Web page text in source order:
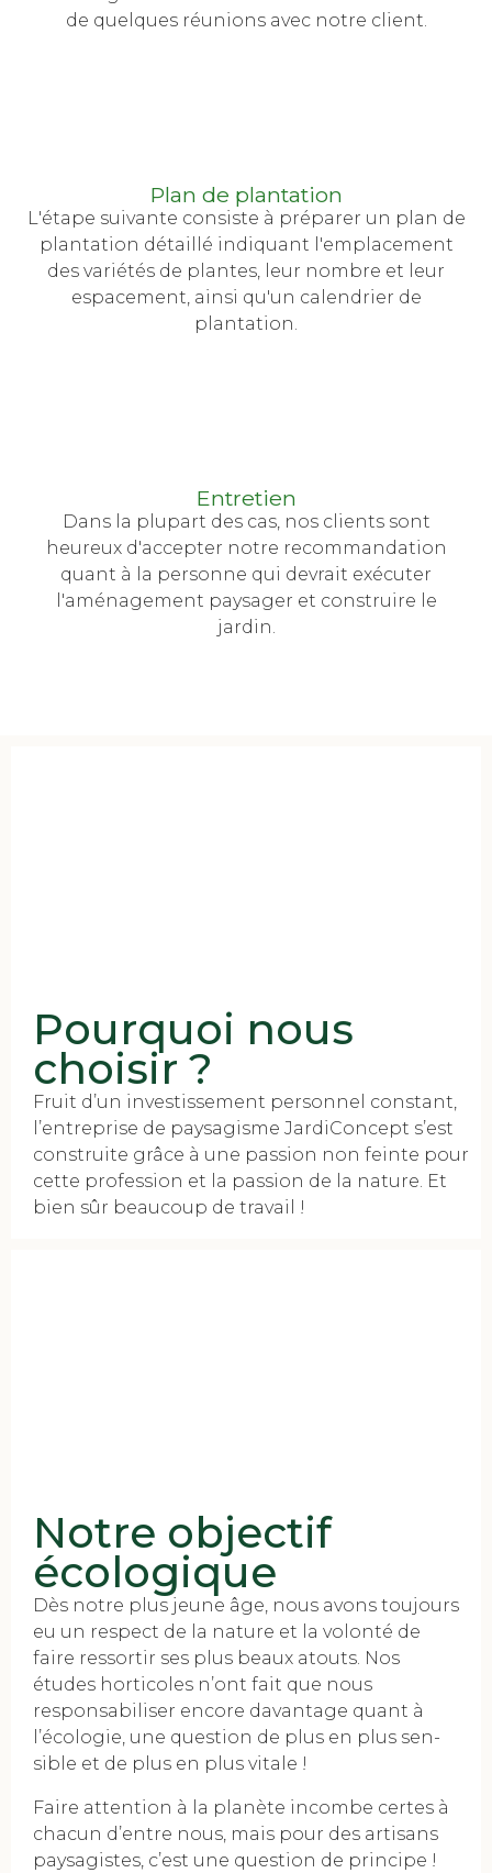
de quelques réunions avec notre client.
Plan de plantation
L'étape suivante consiste à préparer un plan de
plantation détaillé indiquant l'emplacement
des variétés de plantes, leur nombre et leur
espacement, ainsi qu'un calendrier de
plantation.
Entretien
Dans la plupart des cas, nos clients sont
heureux d'accepter notre recommandation
quant à la personne qui devrait exécuter
l'aménagement paysager et construire le
jardin.
Pourquoi nous
choisir ?
Fruit d’un investissement personnel constant,
l’entreprise de paysagisme JardiConcept s’est
construite grâce à une passion non feinte pour
cette profession et la passion de la nature. Et
bien sûr beaucoup de travail !
Notre objectif
écologique
Dès notre plus jeune âge, nous avons toujours
eu un respect de la nature et la volonté de
faire ressortir ses plus beaux atouts. Nos
études horticoles n’ont fait que nous
responsabiliser encore davantage quant à
l’écologie, une question de plus en plus sen-
sible et de plus en plus vitale !
Faire attention à la planète incombe certes à
chacun d’entre nous, mais pour des artisans
paysagistes, c’est une question de principe !